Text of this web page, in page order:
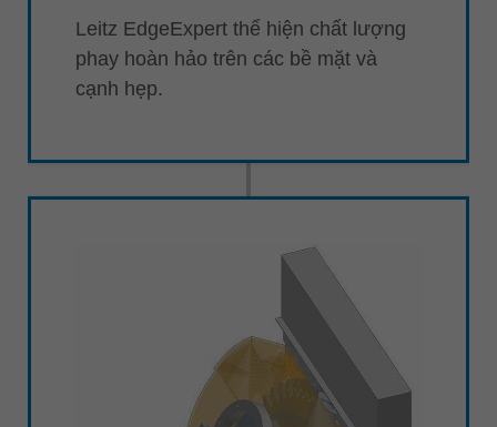
Leitz EdgeExpert thể hiện chất lượng
phay hoàn hảo trên các bề mặt và
cạnh hẹp.